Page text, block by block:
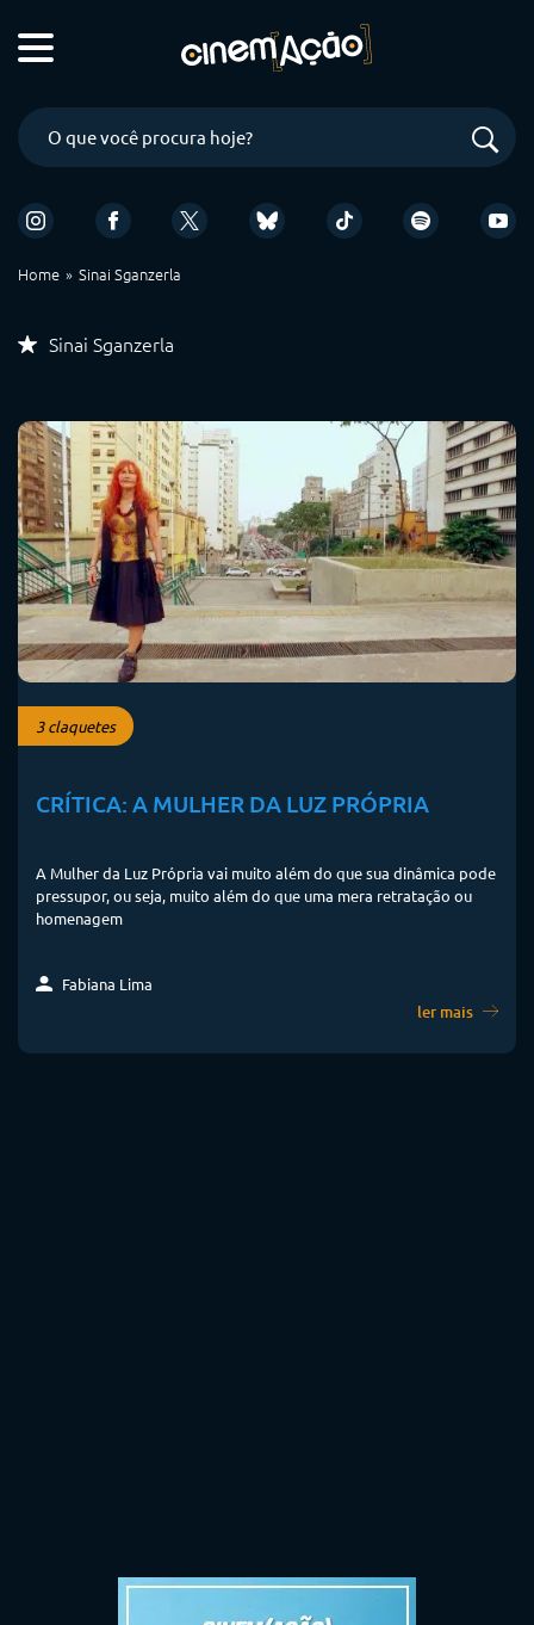
Home Sinai Sganzerla
Sinai Sganzerla
3 claquetes
CRÍTICA: A MULHER DA LUZ PRÓPRIA
A Mulher da Luz Própria vai muito além do que sua dinâmica pode
pressupor, ou seja, muito além do que uma mera retratação ou
homenagem
Fabiana Lima
ler mais